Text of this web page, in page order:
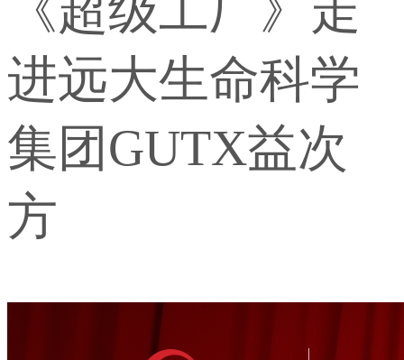
进远大生命科学
集团GUTX益次
方